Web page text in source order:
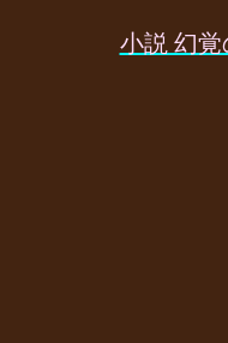
小説 幻